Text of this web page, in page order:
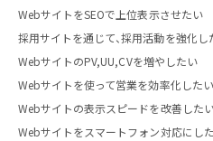
WebサイトをSEOで上位表示させたい
採用サイトを通じて、採用活動を強化し
WebサイトのPV,UU,CVを増やしたい
Webサイトを使って営業を効率化したい
Webサイトの表示スピードを改善した
Webサイトをスマートフォン対応にし